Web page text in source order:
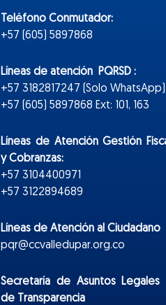
Teléfono Conmutador:
+57 (605) 5897868
Líneas de atención PQRSD :
+57 3182817247 (Solo WhatsApp)
+57 (605) 5897868 Ext: 101, 163
Líneas de Atención Gestión
y Cobranzas:
+57 3104400971
+57 3122894689
Líneas de Atención al Ciudadano
pqr@ccvalledupar.org.co
Secretaría de Asuntos Legales
de Transparencia